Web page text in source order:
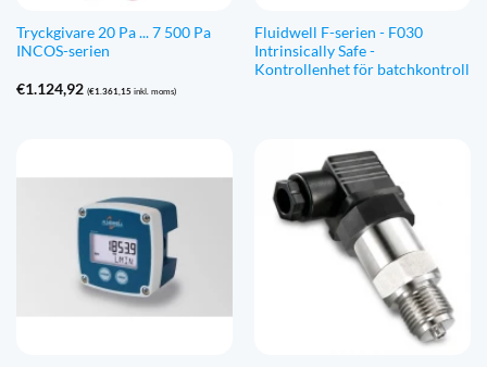
Tryckgivare 20 Pa ... 7 500 Pa
INCOS-serien
€1.124,92 (€1.361,15 inkl. moms)
Fluidwell F-serien - F030
Intrinsically Safe -
Kontrollenhet för batchkontroll